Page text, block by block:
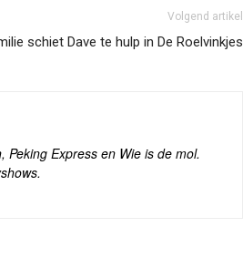
Volgend artikel
schiet Dave te hulp in De Roelvinkjes
Peking Express en Wie is de mol.